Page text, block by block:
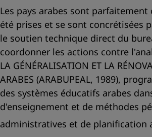
Les pays arabes sont
été prises et se sont concrétisées
le soutien technique direct du
coordonner les actions contre
LA GÉNÉRALISATION ET LA
ARABES (ARABUPEAL, 1989),
des systèmes éducatifs arabes
d'enseignement et de méthodes
administratives et de planification